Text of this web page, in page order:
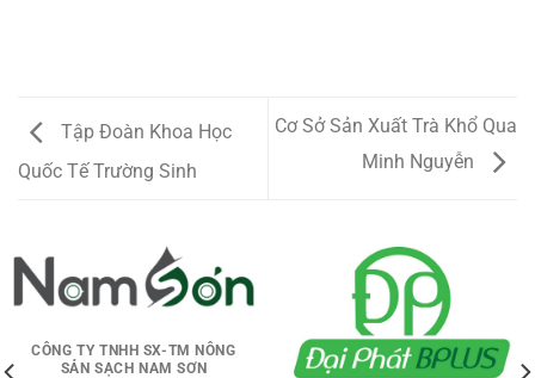
Tập Đoàn Khoa Học
Quốc Tế Trường Sinh
Cơ Sở Sản Xuất Trà Khổ Qua
Minh Nguyễn
CÔNG TY TNHH SX-TM NÔNG
SẢN SẠCH NAM SƠN